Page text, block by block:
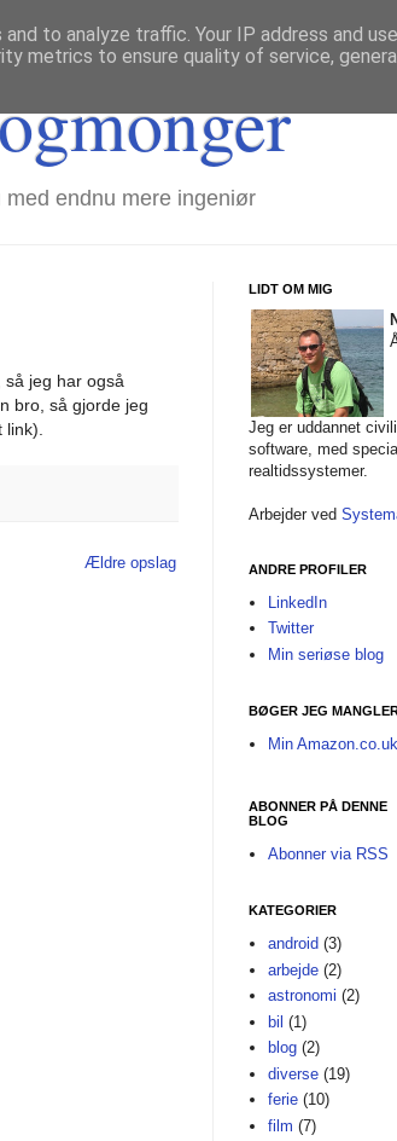
med endnu mere ingeniør
jeg har også
bro, så gjorde jeg
Ældre opslag
LIDT OM MIG
Jeg er uddannet
software, med
realtidssystemer.
Arbejder ved
ANDRE PROFILER
LinkedIn
Twitter
Min seriøse blog
BØGER JEG
Min
ABONNER PÅ DENNE
BLOG
Abonner via RSS
KATEGORIER
android (3)
arbejde (2)
astronomi (2)
bil (1)
blog (2)
diverse (19)
ferie (10)
film (7)
to analyze traffic. Your IP address and
metrics to ensure quality of service,